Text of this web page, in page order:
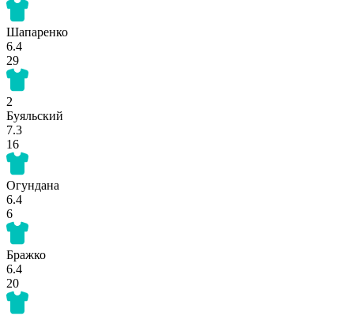
Шапаренко
6.4
29
2
Буяльский
7.3
16
Огундана
6.4
6
Бражко
6.4
20